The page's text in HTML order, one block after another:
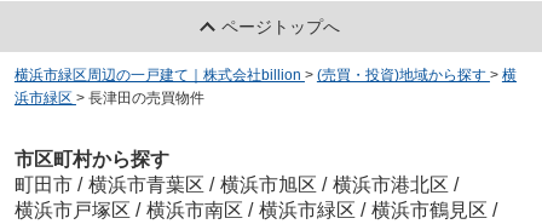
ページトップへ
横浜市緑区周辺の一戸建て｜株式会社billion > (売買・投資)地域から探す > 横
浜市緑区 > 長津田の売買物件
市区町村から探す
町田市 / 横浜市青葉区 / 横浜市旭区 / 横浜市港北区 /
横浜市戸塚区 / 横浜市南区 / 横浜市緑区 / 横浜市鶴見区 /